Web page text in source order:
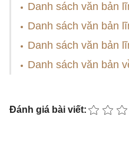
Danh sách văn bản
Danh sách văn bản
Danh sách văn bản
Danh sách văn bản
Đánh giá bài viết: